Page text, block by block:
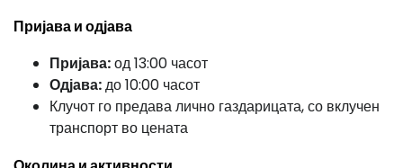
Пријава и одјава
Пријава:од 13:00 часот
Одјава:до 10:00 часот
Клучот го предава лично газдарицата, со вклучен
транспорт во цената